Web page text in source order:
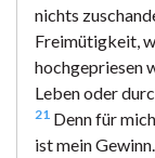
nichts
Freimütigkeit,
hochgepriesen
Leben oder
21 Denn für
ist mein Gewinn.